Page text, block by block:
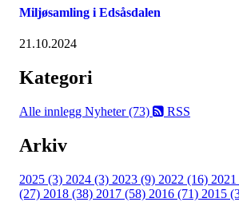
Miljøsamling i Edsåsdalen
21.10.2024
Kategori
Alle innlegg Nyheter (73) RSS
Arkiv
2025 (3) 2024 (3) 2023 (9) 2022 (16)
(27) 2018 (38) 2017 (58) 2016 (71) 2015